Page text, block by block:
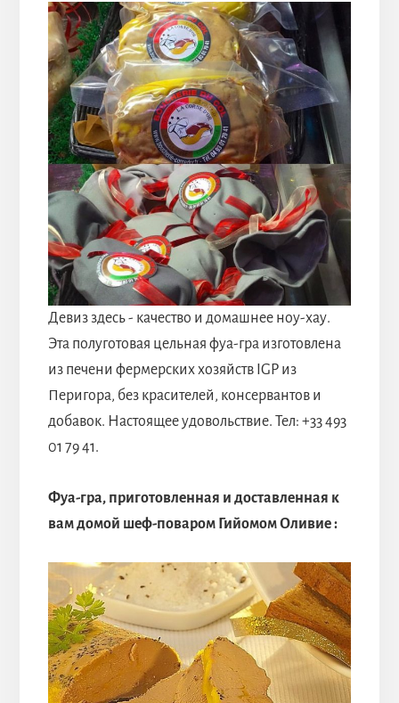
Девиз здесь - качество и домашнее ноу-хау.
Эта полуготовая цельная фуа-гра изготовлена
из печени фермерских хозяйств IGP из
Перигора, без красителей, консервантов и
добавок. Настоящее удовольствие. Тел: +33 493
01 79 41.
Фуа-гра, приготовленная и доставленная к
вам домой шеф-поваром Гийомом Оливие: